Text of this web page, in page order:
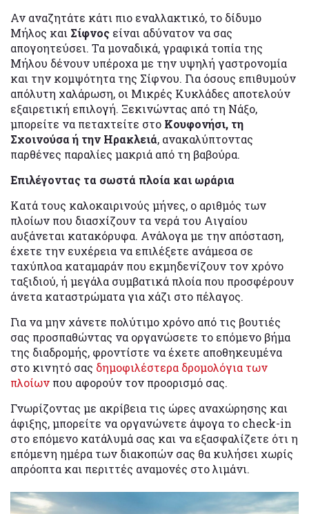
Αν αναζητάτε κάτι πιο εναλλακτικό, το δίδυμο
Μήλος και Σίφνος είναι αδύνατον να σας
απογοητεύσει. Τα μοναδικά, γραφικά τοπία της
Μήλου δένουν υπέροχα με την υψηλή γαστρονομία
και την κομψότητα της Σίφνου. Για όσους επιθυμούν
απόλυτη χαλάρωση, οι Μικρές Κυκλάδες αποτελούν
εξαιρετική επιλογή. Ξεκινώντας από τη Νάξο,
μπορείτε να πεταχτείτε στο Κουφονήσι, τη
Σχοινούσα ή την Ηρακλειά, ανακαλύπτοντας
παρθένες παραλίες μακριά από τη βαβούρα.
Επιλέγοντας τα σωστά πλοία και ωράρια
Κατά τους καλοκαιρινούς μήνες, ο αριθμός των
πλοίων που διασχίζουν τα νερά του Αιγαίου
αυξάνεται κατακόρυφα. Ανάλογα με την απόσταση,
έχετε την ευχέρεια να επιλέξετε ανάμεσα σε
ταχύπλοα καταμαράν που εκμηδενίζουν τον χρόνο
ταξιδιού, ή μεγάλα συμβατικά πλοία που προσφέρουν
άνετα καταστρώματα για χάζι στο πέλαγος.
Για να μην χάνετε πολύτιμο χρόνο από τις βουτιές
σας προσπαθώντας να οργανώσετε το επόμενο βήμα
της διαδρομής, φροντίστε να έχετε αποθηκευμένα
στο κινητό σας δημοφιλέστερα δρομολόγια των
πλοίων που αφορούν τον προορισμό σας.
Γνωρίζοντας με ακρίβεια τις ώρες αναχώρησης και
άφιξης, μπορείτε να οργανώνετε άψογα το check-in
στο επόμενο κατάλυμά σας και να εξασφαλίζετε ότι η
επόμενη ημέρα των διακοπών σας θα κυλήσει χωρίς
απρόοπτα και περιττές αναμονές στο λιμάνι.